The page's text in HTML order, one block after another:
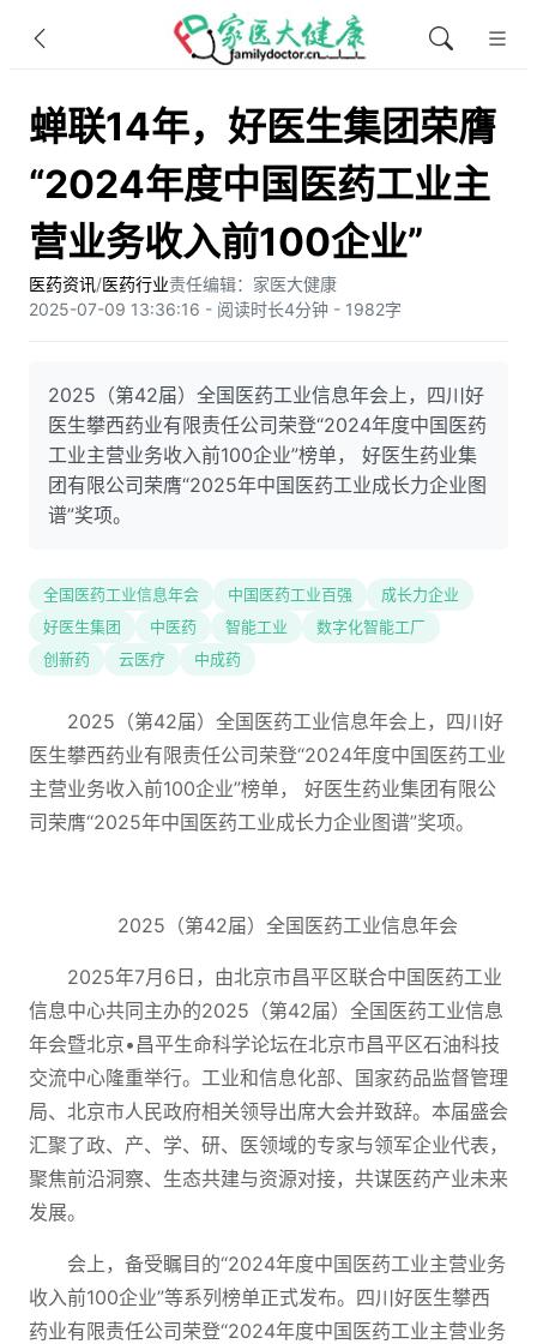
蝉联14年，好医生集团荣膺
“2024年度中国医药工业主
营业务收入前100企业”
医药资讯/医药行业责任编辑：家医大健康
2025-07-09 13:36:16 - 阅读时长4分钟 - 1982字
2025（第42届）全国医药工业信息年会上，四川好
医生攀西药业有限责任公司荣登“2024年度中国医药
工业主营业务收入前100企业”榜单， 好医生药业集
团有限公司荣膺“2025年中国医药工业成长力企业图
谱”奖项。
全国医药工业信息年会 中国医药工业百强
成长力企业
好医生集团
中医药 智能工业
数字化智能工厂
创新药
云医疗 中成药
2025（第42届）全国医药工业信息年会上，四川好
医生攀西药业有限责任公司荣登“2024年度中国医药工业
主营业务收入前100企业”榜单， 好医生药业集团有限公
司荣膺“2025年中国医药工业成长力企业图谱”奖项。
2025（第42届）全国医药工业信息年会
2025年7月6日，由北京市昌平区联合中国医药工业
信息中心共同主办的2025（第42届）全国医药工业信息
年会暨北京•昌平生命科学论坛在北京市昌平区石油科技
交流中心隆重举行。工业和信息化部、国家药品监督管理
局、北京市人民政府相关领导出席大会并致辞。本届盛会
汇聚了政、产、学、研、医领域的专家与领军企业代表，
聚焦前沿洞察、生态共建与资源对接，共谋医药产业未来
发展。
会上，备受瞩目的“2024年度中国医药工业主营业务
收入前100企业”等系列榜单正式发布。四川好医生攀西
药业有限责任公司荣登“2024年度中国医药工业主营业务